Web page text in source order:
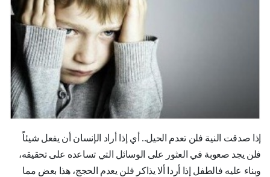
إذا صدقت النية فلن تعدم الحيل.. أي إذا أراد الإنسان أن يفعل شيئاً
فلن يجد صعوبة في العثور على الوسائل التي تساعده على تحقيقه،
وبناء عليه فالطفل إذا أردا ألا يذاكر فلن يعدم الحجج، هذا بعض مما